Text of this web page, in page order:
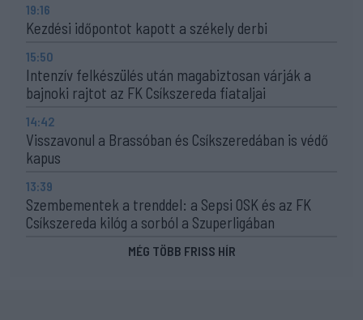
19:16
Kezdési időpontot kapott a székely derbi
15:50
Intenzív felkészülés után magabiztosan várják a
bajnoki rajtot az FK Csíkszereda fiataljai
14:42
Visszavonul a Brassóban és Csíkszeredában is védő
kapus
13:39
Szembementek a trenddel: a Sepsi OSK és az FK
Csíkszereda kilóg a sorból a Szuperligában
MÉG TÖBB FRISS HÍR